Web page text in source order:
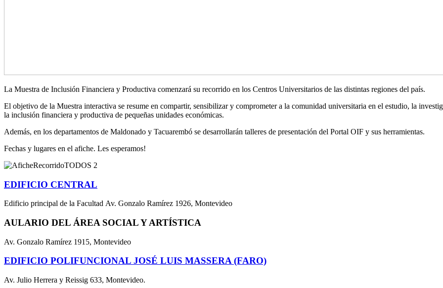
La Muestra de Inclusión Financiera y Productiva comenzará su recorrido en los Centros Universitarios de las distintas regiones del país.
El objetivo de la Muestra interactiva se resume en compartir, sensibilizar y comprometer a la comunidad universitaria en el estudio, la
la inclusión financiera y productiva de pequeñas unidades económicas.
Además, en los departamentos de Maldonado y Tacuarembó se desarrollarán talleres de presentación del Portal OIF y sus herramientas.
Fechas y lugares en el afiche. Les esperamos!
EDIFICIO CENTRAL
Edificio principal de la Facultad Av. Gonzalo Ramírez 1926, Montevideo
AULARIO DEL ÁREA SOCIAL Y ARTÍSTICA
Av. Gonzalo Ramírez 1915, Montevideo
EDIFICIO POLIFUNCIONAL JOSÉ LUIS MASSERA (FARO)
Av. Julio Herrera y Reissig 633, Montevideo.